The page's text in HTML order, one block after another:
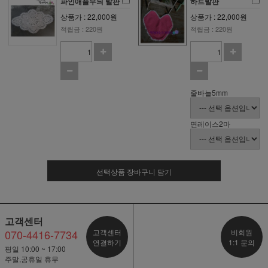
상품가 : 22,000원
적립금 : 220원
상품가 : 22,000원
적립금 : 220원
줄바늘5mm
면레이스2마
선택상품 장바구니 담기
고객센터
070-4416-7734
평일 10:00 ~ 17:00
주말,공휴일 휴무
고객센터
연결하기
비회원
1:1 문의